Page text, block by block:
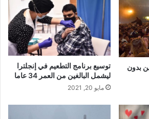
بدون
توسيع برنامج التطعيم في إنجلترا
ليشمل البالغين من العمر 34 عاما
مايو 20, 2021